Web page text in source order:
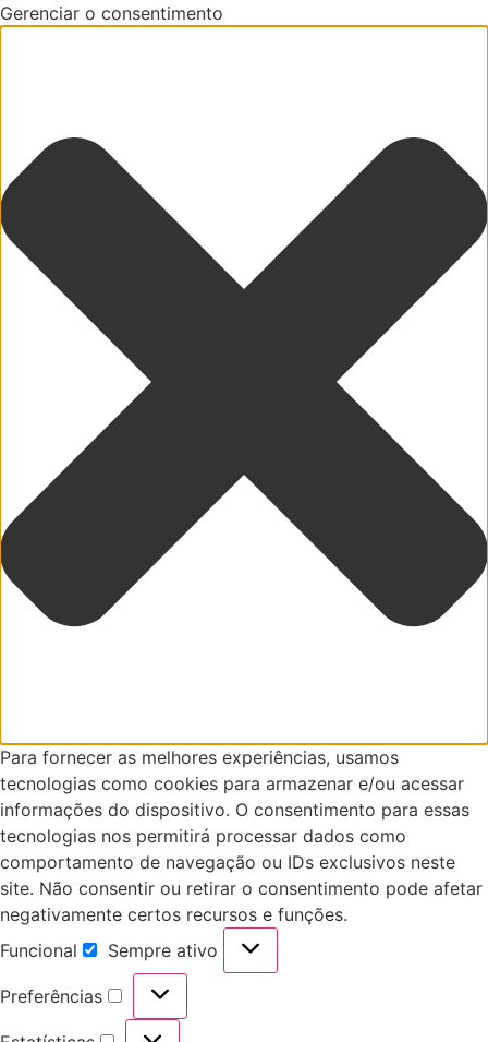
Gerenciar o consentimento
Para fornecer as melhores experiências, usamos
tecnologias como cookies para armazenar e/ou acessar
informações do dispositivo. O consentimento para essas
tecnologias nos permitirá processar dados como
comportamento de navegação ou IDs exclusivos neste
site. Não consentir ou retirar o consentimento pode afetar
negativamente certos recursos e funções.
Funcional
Funcional
Sempre ativo
Preferências
Preferências